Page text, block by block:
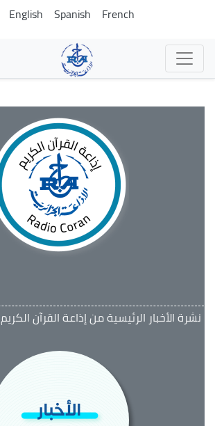
Skip
to
main
content
English Spanish French
نشرة الأخبار الرئيسية من إذاعة القرآن الكريم